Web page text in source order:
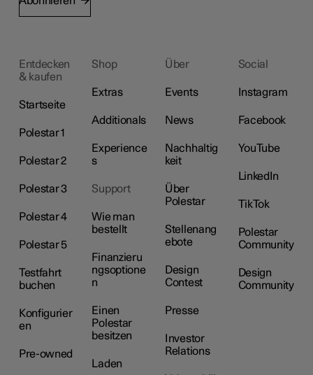
Entdecken
& kaufen
Startseite
Polestar 1
Polestar 2
Polestar 3
Polestar 4
Polestar 5
Testfahrt
buchen
Konfigurier
en
Pre-owned
Shop
Extras
Additionals
Experience
s
Support
Wie man
bestellt
Finanzieru
ngsoptione
n
Einen
Polestar
besitzen
Laden
Über
Events
News
Nachhaltig
keit
Über
Polestar
Stellenang
ebote
Design
Contest
Presse
Investor
Relations
Social
Instagram
Facebook
YouTube
LinkedIn
TikTok
Polestar
Community
Design
Community